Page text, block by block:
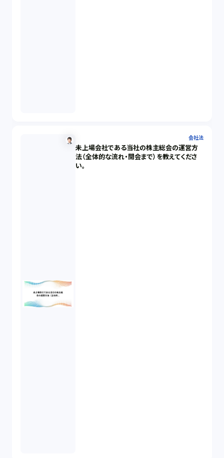
会社法
未上場会社である当社の株主総会の運営方
法（全体的な流れ・開会まで）を教えてくださ
い。